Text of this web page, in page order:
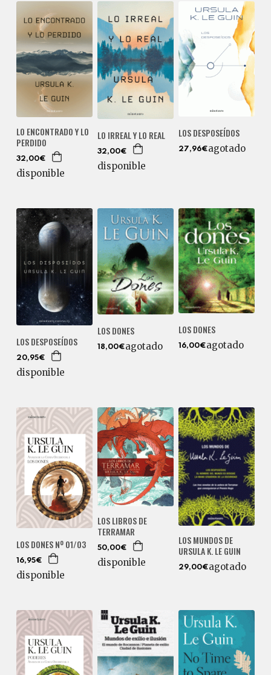
LO ENCONTRADO Y LO
PERDIDO
32,00€
disponible
LO IRREAL Y LO REAL
32,00€
disponible
LOS DESPOSEÍDOS
27,96€agotado
LOS DESPOSEÍDOS
20,95€
disponible
LOS DONES
18,00€agotado
LOS DONES
16,00€agotado
LOS DONES Nº 01/03
16,95€
disponible
LOS LIBROS DE
TERRAMAR
50,00€
disponible
LOS MUNDOS DE
URSULA K. LE GUIN
29,00€agotado